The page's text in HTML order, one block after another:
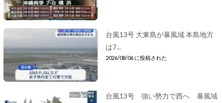
台風13号 大東島が暴風域 本島地方
は7...
2026/08/06 に投稿された
台風13号 強い勢力で西へ 暴風域